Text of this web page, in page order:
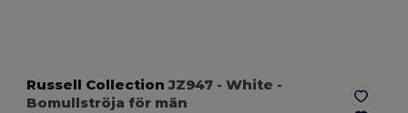
Russell Collection JZ947 - White -
Bomullströja för män